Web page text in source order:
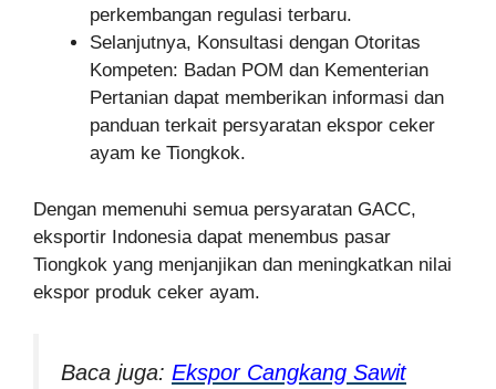
perkembangan regulasi terbaru.
Selanjutnya, Konsultasi dengan Otoritas
Kompeten: Badan POM dan Kementerian
Pertanian dapat memberikan informasi dan
panduan terkait persyaratan ekspor ceker
ayam ke Tiongkok.
Dengan memenuhi semua persyaratan GACC,
eksportir Indonesia dapat menembus pasar
Tiongkok yang menjanjikan dan meningkatkan nilai
ekspor produk ceker ayam.
Baca juga: Ekspor Cangkang Sawit